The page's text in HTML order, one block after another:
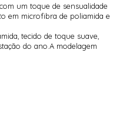
um toque de sensualidade
em microfibra de poliamida e
tecido de toque suave,
do ano.A modelagem